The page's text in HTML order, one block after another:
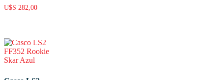
U$S 282,00